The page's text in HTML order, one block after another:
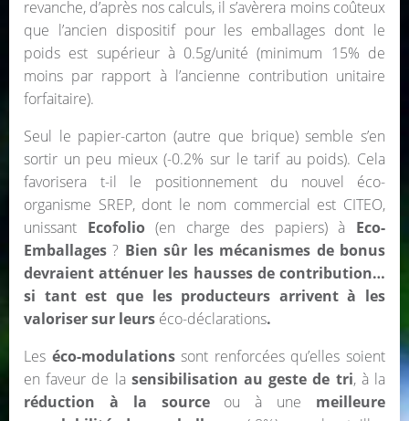
revanche, d’après nos calculs, il s’avèrera moins coûteux
que l’ancien dispositif pour les emballages dont le
poids est supérieur à 0.5g/unité (minimum 15% de
moins par rapport à l’ancienne contribution unitaire
forfaitaire).
Seul le papier-carton (autre que brique) semble s’en
sortir un peu mieux (-0.2% sur le tarif au poids). Cela
favorisera t-il le positionnement du nouvel éco-
organisme SREP, dont le nom commercial est CITEO,
unissant Ecofolio(en charge des papiers) à Eco-
Emballages ? Bien sûr les mécanismes de bonus
devraient atténuer les hausses de contribution…
si tant est que les producteurs arrivent à les
valoriser sur leurs éco-déclarations.
Les éco-modulationssont renforcées qu’elles soient
en faveur de la sensibilisation au geste de tri, à la
réduction à la sourceou à une meilleure